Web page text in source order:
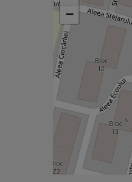
Pentru detalii
Pentru mai
Agentia
Nu conteaza
Id intern 5029
−